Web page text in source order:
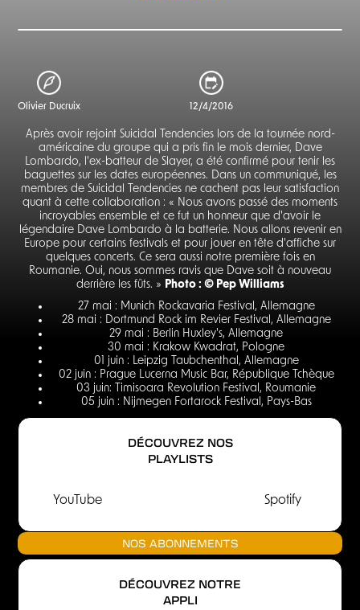
Olivier Ducruix 12/4/2016
Après avoir rejoint Suicidal Tendencies lors de la tournée nord-
américaine du groupe qui a pris fin le mois dernier, Dave
Lombardo, l'ex-batteur de Slayer, a été confirmé pour tenir les
baguettes sur les dates européennes. Dans un communiqué, les
membres de Suicidal Tendencies ne cachent pas leur satisfaction
quant à cette collaboration : « Nous avons passé des moments
incroyables ensemble et ce fut un honneur que d'avoir le
légendaire Dave Lombardo à la batterie. Nous allons revenir en
Europe pour certains festivals et pour jouer en tête d'affiche sur
quelques concerts. Ce sera aussi notre première fois en
Roumanie. Oui, nous sommes ravis que Dave soit à nouveau
derrière les fûts. » Photo : © Pep Williams
27 mai : Munich Rockavaria Festival, Allemagne
28 mai : Dortmund Rock im Revier Festival, Allemagne
29 mai : Berlin Huxley's, Allemagne
30 mai : Krakow Kwadrat, Pologne
01 juin : Leipzig Taubchenthal, Allemagne
02 juin : Prague Lucerna Music Bar, République Tchèque
03 juin: Timisoara Revolution Festival, Roumanie
05 juin : Nijmegen Fortarock Festival, Pays-Bas
DÉCOUVREZ NOS
PLAYLISTS
YouTube Spotify
NOS ABONNEMENTS
DÉCOUVREZ NOTRE
APPLI